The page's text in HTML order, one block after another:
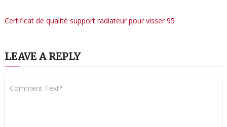
Certificat de qualité support radiateur pour visser 95
LEAVE A REPLY